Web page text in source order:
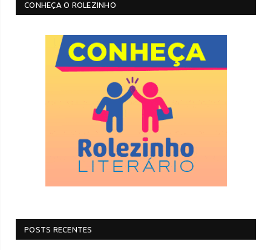
CONHEÇA O ROLEZINHO
POSTS RECENTES